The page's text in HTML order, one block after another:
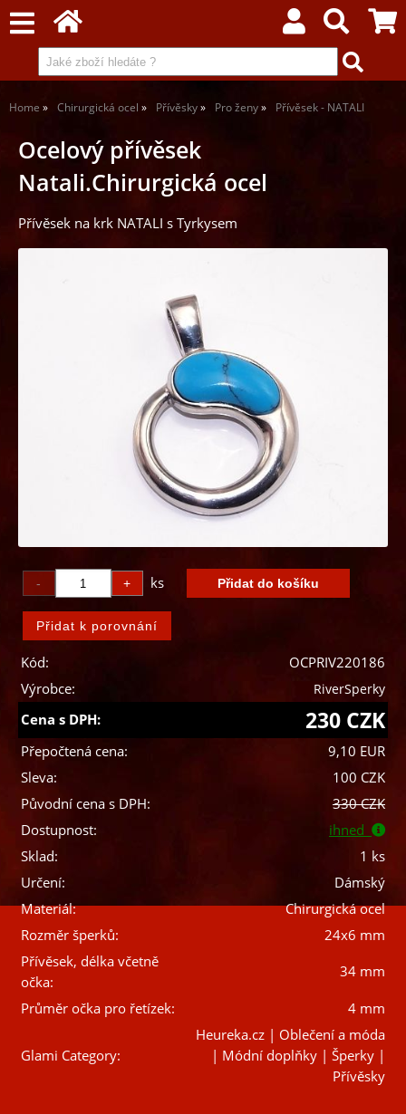
Home Chirurgická ocel Přívěsky Pro ženy Přívěsek - NATALI
Ocelový přívěsek
Natali.Chirurgická ocel
Přívěsek na krk NATALI s Tyrkysem
ks
Kód:
OCPRIV220186
Výrobce:
RiverSperky
Cena s DPH: 230 CZK
Přepočtená cena:
9,10 EUR
Sleva:
100 CZK
Původní cena s DPH:
330 CZK
Dostupnost:
ihned
Sklad:
1 ks
Určení:
Dámský
Materiál:
Chirurgická ocel
Rozměr šperků:
24x6 mm
Přívěsek, délka včetně
očka:
34 mm
Průměr očka pro řetízek:
4 mm
Glami Category:
Heureka.cz | Oblečení a móda
| Módní doplňky | Šperky |
Přívěsky